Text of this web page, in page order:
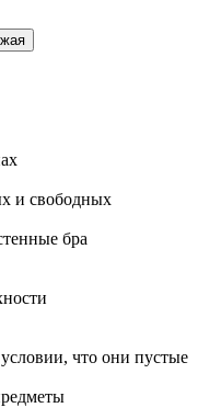
и свободных
бра
что они пустые